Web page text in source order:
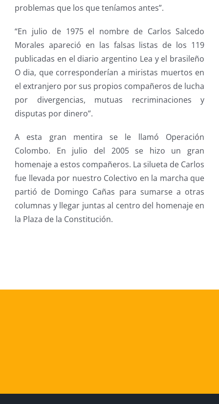
problemas que los que teníamos antes”.
“En julio de 1975 el nombre de Carlos Salcedo
Morales apareció en las falsas listas de los 119
publicadas en el diario argentino Lea y el brasileño
O dia, que corresponderían a miristas muertos en
el extranjero por sus propios compañeros de lucha
por divergencias, mutuas recriminaciones y
disputas por dinero”.
A esta gran mentira se le llamó Operación
Colombo. En julio del 2005 se hizo un gran
homenaje a estos compañeros. La silueta de Carlos
fue llevada por nuestro Colectivo en la marcha que
partió de Domingo Cañas para sumarse a otras
columnas y llegar juntas al centro del homenaje en
la Plaza de la Constitución.